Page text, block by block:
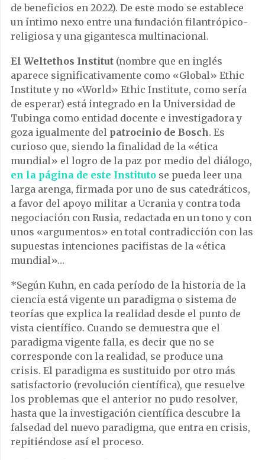
de beneficios en 2022). De este modo se establece
un íntimo nexo entre una fundación filantrópico-
religiosa y una gigantesca multinacional.
El Weltethos Institut (nombre que en inglés
aparece significativamente como «Global» Ethic
Institute y no «World» Ethic Institute, como sería
de esperar) está integrado en la Universidad de
Tubinga como entidad docente e investigadora y
goza igualmente del patrocinio de Bosch. Es
curioso que, siendo la finalidad de la «ética
mundial» el logro de la paz por medio del diálogo,
en la página de este Instituto se pueda leer una
larga arenga, firmada por uno de sus catedráticos,
a favor del apoyo militar a Ucrania y contra toda
negociación con Rusia, redactada en un tono y con
unos «argumentos» en total contradicción con las
supuestas intenciones pacifistas de la «ética
mundial»…
*Según Kuhn, en cada período de la historia de la
ciencia está vigente un paradigma o sistema de
teorías que explica la realidad desde el punto de
vista científico. Cuando se demuestra que el
paradigma vigente falla, es decir que no se
corresponde con la realidad, se produce una
crisis. El paradigma es sustituido por otro más
satisfactorio (revolución científica), que resuelve
los problemas que el anterior no pudo resolver,
hasta que la investigación científica descubre la
falsedad del nuevo paradigma, que entra en crisis,
repitiéndose así el proceso.